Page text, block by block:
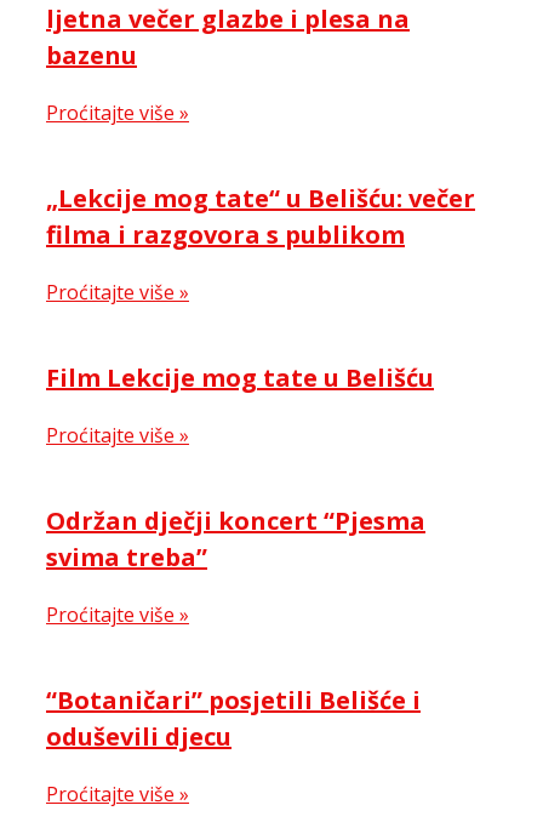
ljetna večer glazbe i plesa na
bazenu
Proćitajte više »
„Lekcije mog tate“ u Belišću: večer
filma i razgovora s publikom
Proćitajte više »
Film Lekcije mog tate u Belišću
Proćitajte više »
Održan dječji koncert “Pjesma
svima treba”
Proćitajte više »
“Botaničari” posjetili Belišće i
oduševili djecu
Proćitajte više »